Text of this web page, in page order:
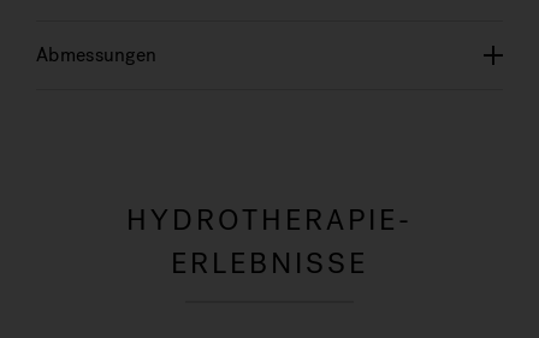
Abmessungen
HYDROTHERAPIE-
ERLEBNISSE